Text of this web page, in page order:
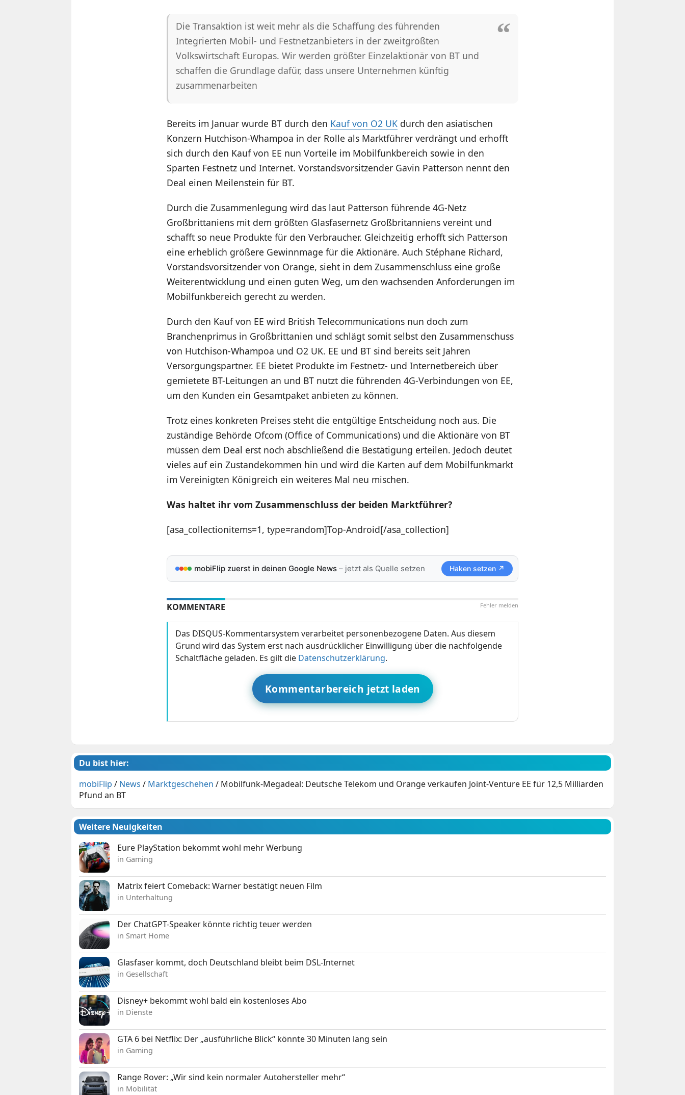
Die Transaktion ist weit mehr als die Schaffung des führenden
Integrierten Mobil- und Festnetzanbieters in der zweitgrößten
Volkswirtschaft Europas. Wir werden größter Einzelaktionär von BT und
schaffen die Grundlage dafür, dass unsere Unternehmen künftig
zusammenarbeiten
Bereits im Januar wurde BT durch den Kauf von O2 UKdurch den asiatischen
Konzern Hutchison-Whampoa in der Rolle als Marktführer verdrängt und erhofft
sich durch den Kauf von EE nun Vorteile im Mobilfunkbereich sowie in den
Sparten Festnetz und Internet. Vorstandsvorsitzender Gavin Patterson nennt den
Deal einen Meilenstein für BT.
Durch die Zusammenlegung wird das laut Patterson führende 4G-Netz
Großbrittaniens mit dem größten Glasfasernetz Großbritanniens vereint und
schafft so neue Produkte für den Verbraucher. Gleichzeitig erhofft sich Patterson
eine erheblich größere Gewinnmage für die Aktionäre. Auch Stéphane Richard,
Vorstandsvorsitzender von Orange, sieht in dem Zusammenschluss eine große
Weiterentwicklung und einen guten Weg, um den wachsenden Anforderungen im
Mobilfunkbereich gerecht zu werden.
Durch den Kauf von EE wird British Telecommunications nun doch zum
Branchenprimus in Großbrittanien und schlägt somit selbst den Zusammenschuss
von Hutchison-Whampoa und O2 UK. EE und BT sind bereits seit Jahren
Versorgungspartner. EE bietet Produkte im Festnetz- und Internetbereich über
gemietete BT-Leitungen an und BT nutzt die führenden 4G-Verbindungen von EE,
um den Kunden ein Gesamtpaket anbieten zu können.
Trotz eines konkreten Preises steht die entgültige Entscheidung noch aus. Die
zuständige Behörde Ofcom (Office of Communications) und die Aktionäre von BT
müssen dem Deal erst noch abschließend die Bestätigung erteilen. Jedoch deutet
vieles auf ein Zustandekommen hin und wird die Karten auf dem Mobilfunkmarkt
im Vereinigten Königreich ein weiteres Mal neu mischen.
Was haltet ihr vom Zusammenschluss der beiden Marktführer?
[asa_collectionitems=1, type=random]Top-Android[/asa_collection]
mobiFlip zuerst in deinen Google News– jetzt als Quelle setzen Haken setzen ↗
Fehler melden
KOMMENTARE
Das DISQUS-Kommentarsystem verarbeitet personenbezogene Daten. Aus diesem
Grund wird das System erst nach ausdrücklicher Einwilligung über die nachfolgende
Schaltfläche geladen. Es gilt die Datenschutzerklärung.
Kommentarbereich jetzt laden
Du bist hier:
mobiFlip / News / Marktgeschehen / Mobilfunk-Megadeal: Deutsche Telekom und Orange verkaufen Joint-Venture EE für 12,5 Milliarden
Pfund an BT
Weitere Neuigkeiten
Eure PlayStation bekommt wohl mehr Werbung
in Gaming
Matrix feiert Comeback: Warner bestätigt neuen Film
in Unterhaltung
Der ChatGPT-Speaker könnte richtig teuer werden
in Smart Home
Glasfaser kommt, doch Deutschland bleibt beim DSL-Internet
in Gesellschaft
Disney+ bekommt wohl bald ein kostenloses Abo
in Dienste
GTA 6 bei Netflix: Der „ausführliche Blick“ könnte 30 Minuten lang sein
in Gaming
Range Rover: „Wir sind kein normaler Autohersteller mehr“
in Mobilität